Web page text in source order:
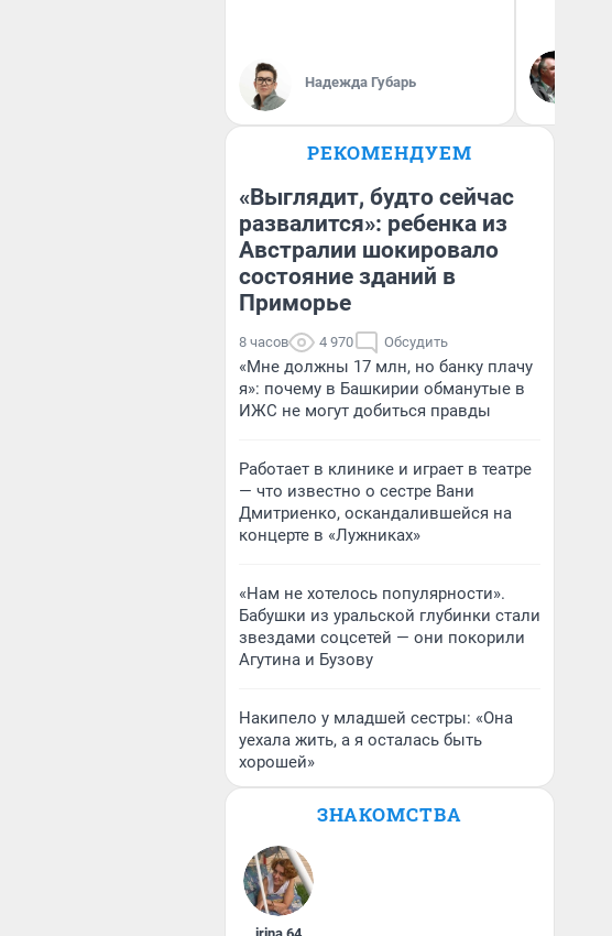
Надежда Губарь
РЕКОМЕНДУЕМ
«Выглядит, будто сейчас
развалится»: ребенка из
Австралии шокировало
состояние зданий в
Приморье
8 часов 4 970 Обсудить
«Мне должны 17 млн, но банку плачу
я»: почему в Башкирии обманутые в
ИЖС не могут добиться правды
Работает в клинике и играет в театре
— что известно о сестре Вани
Дмитриенко, оскандалившейся на
концерте в «Лужниках»
«Нам не хотелось популярности».
Бабушки из уральской глубинки стали
звездами соцсетей — они покорили
Агутина и Бузову
Накипело у младшей сестры: «Она
уехала жить, а я осталась быть
хорошей»
ЗНАКОМСТВА